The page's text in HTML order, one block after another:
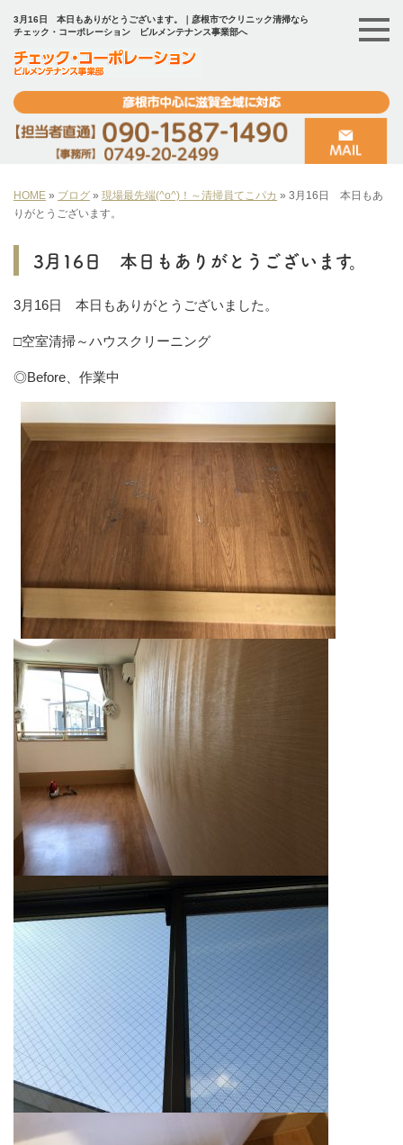
3月16日 本日もありがとうございます。｜彦根市でクリニック清掃なら
チェック・コーポレーション ビルメンテナンス事業部へ
HOME » ブログ » 現場最先端(^o^)！～清掃員てこパカ » 3月16日 本日もあ
りがとうございます。
3月16日 本日もありがとうございます。
3月16日 本日もありがとうございました。
□空室清掃～ハウスクリーニング
◎Before、作業中